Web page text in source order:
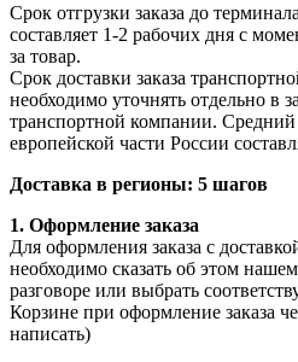
Срок отгрузки заказа до
составляет 1-2 рабочих дня с
за товар.
Срок доставки заказа
необходимо уточнять отдельно в
транспортной компании. Средний
европейской части России
Доставка в регионы: 5 шагов
1. Оформление заказа
Для оформления заказа с
необходимо сказать об этом
разговоре или выбрать
Корзине при оформление заказа
написать)